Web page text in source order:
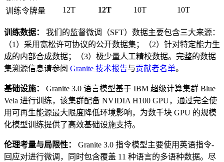
训练令牌量
12T 12T 10T 10T
训练数据：
我们的监督微调（SFT）数据主要包含三大来源：
（1）采用宽松许可协议的公开数据集；（2）针对特定能力生
成的内部合成数据；（3）极少量人工精校数据。完整的数据
集溯源信息请参阅 Granite 技术报告与贡献者名单。
基础设施：
Granite 3.0 语言模型基于 IBM 超级计算集群 Blue
Vela 进行训练，该集群配备 NVIDIA H100 GPU，通过完全使
用可再生能源最大限度降低环境影响，为数千块 GPU 的规模
化模型训练提供了高效基础设施支持。
伦理考量与局限性：
Granite 3.0 指令模型主要使用英语指令-
回应对进行微调，同时包含覆盖 11 种语言的多语种数据。尽